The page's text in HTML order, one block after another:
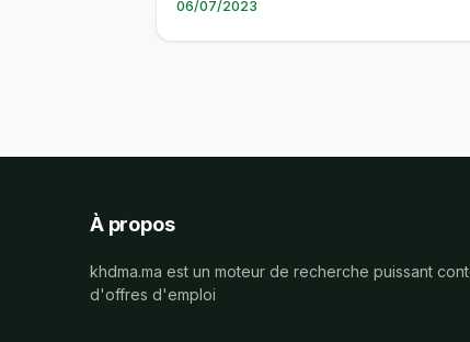
06/07/2023
À propos
khdma.ma est un moteur de recherche puissant
d'offres d'emploi